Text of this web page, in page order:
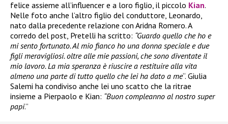
felice assieme all’influencer e a loro figlio, il piccolo Kian.
Nelle foto anche l’altro figlio del conduttore, Leonardo,
nato dalla precedente relazione con Aridna Romero. A
corredo del post, Pretelli ha scritto: “Guardo quello che ho e
mi sento fortunato. Al mio fianco ho una donna speciale e due
figli meravigliosi. oltre alle mie passioni, che sono diventate il
mio lavoro. La mia speranza è riuscire a restituire alla vita
almeno una parte di tutto quello che lei ha dato a me“. Giulia
Salemi ha condiviso anche lei uno scatto che la ritrae
insieme a Pierpaolo e Kian: “Buon compleanno al nostro super
papi.”